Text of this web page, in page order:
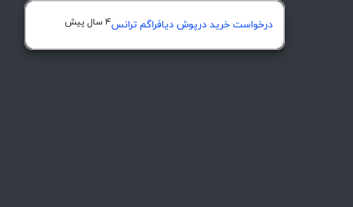
درخواست خرید درپوش ديافراگم ترانس4 سال پیش